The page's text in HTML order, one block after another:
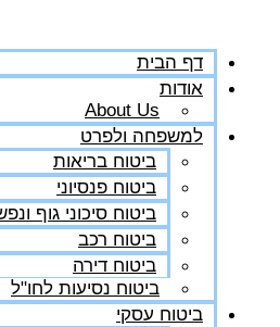
דף הבית
אודות
About Us
למשפחה ולפרט
ביטוח בריאות
ביטוח פנסיוני
ביטוח סיכוני גוף ונפש
ביטוח רכב
ביטוח דירה
ביטוח נסיעות לחו"ל
ביטוח עסקי